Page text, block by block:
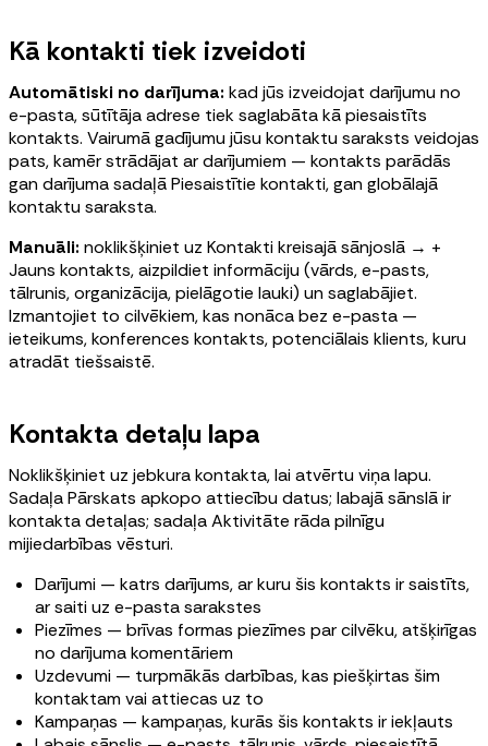
Kā kontakti tiek izveidoti
Automātiski no darījuma: kad jūs izveidojat darījumu no
e-pasta, sūtītāja adrese tiek saglabāta kā piesaistīts
kontakts. Vairumā gadījumu jūsu kontaktu saraksts veidojas
pats, kamēr strādājat ar darījumiem — kontakts parādās
gan darījuma sadaļā Piesaistītie kontakti, gan globālajā
kontaktu saraksta.
Manuāli: noklikšķiniet uz Kontakti kreisajā sānjoslā → +
Jauns kontakts, aizpildiet informāciju (vārds, e-pasts,
tālrunis, organizācija, pielāgotie lauki) un saglabājiet.
Izmantojiet to cilvēkiem, kas nonāca bez e-pasta —
ieteikums, konferences kontakts, potenciālais klients, kuru
atradāt tiešsaistē.
Kontakta detaļu lapa
Noklikšķiniet uz jebkura kontakta, lai atvērtu viņa lapu.
Sadaļa Pārskats apkopo attiecību datus; labajā sānslā ir
kontakta detaļas; sadaļa Aktivitāte rāda pilnīgu
mijiedarbības vēsturi.
Darījumi — katrs darījums, ar kuru šis kontakts ir saistīts,
ar saiti uz e-pasta sarakstes
Piezīmes — brīvas formas piezīmes par cilvēku, atšķirīgas
no darījuma komentāriem
Uzdevumi — turpmākās darbības, kas piešķirtas šim
kontaktam vai attiecas uz to
Kampaņas — kampaņas, kurās šis kontakts ir iekļauts